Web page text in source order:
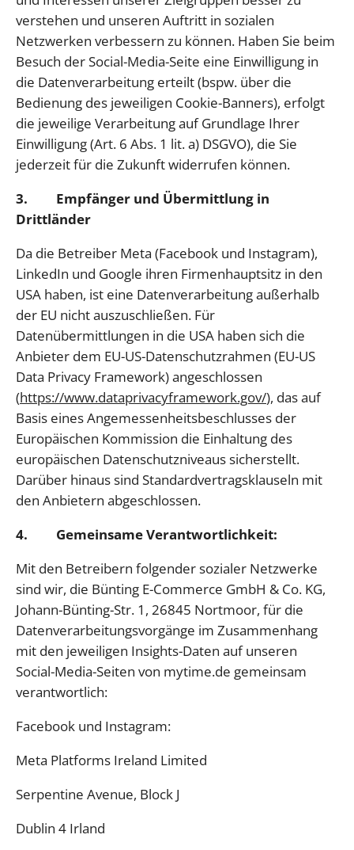
verstehen und unseren Auftritt in sozialen
Netzwerken verbessern zu können. Haben Sie beim
Besuch der Social-Media-Seite eine Einwilligung in
die Datenverarbeitung erteilt (bspw. über die
Bedienung des jeweiligen Cookie-Banners), erfolgt
die jeweilige Verarbeitung auf Grundlage Ihrer
Einwilligung (Art. 6 Abs. 1 lit. a) DSGVO), die Sie
jederzeit für die Zukunft widerrufen können.
3. Empfänger und Übermittlung in
Drittländer
Da die Betreiber Meta (Facebook und Instagram),
LinkedIn und Google ihren Firmenhauptsitz in den
USA haben, ist eine Datenverarbeitung außerhalb
der EU nicht auszuschließen. Für
Datenübermittlungen in die USA haben sich die
Anbieter dem EU-US-Datenschutzrahmen (EU-US
Data Privacy Framework) angeschlossen
(https://www.dataprivacyframework.gov/), das auf
Basis eines Angemessenheitsbeschlusses der
Europäischen Kommission die Einhaltung des
europäischen Datenschutzniveaus sicherstellt.
Darüber hinaus sind Standardvertragsklauseln mit
den Anbietern abgeschlossen.
4. Gemeinsame Verantwortlichkeit:
Mit den Betreibern folgender sozialer Netzwerke
sind wir, die Bünting E-Commerce GmbH & Co. KG,
Johann-Bünting-Str. 1, 26845 Nortmoor, für die
Datenverarbeitungsvorgänge im Zusammenhang
mit den jeweiligen Insights-Daten auf unseren
Social-Media-Seiten von mytime.de gemeinsam
verantwortlich:
Facebook und Instagram:
Meta Platforms Ireland Limited
Serpentine Avenue, Block J
Dublin 4 Irland